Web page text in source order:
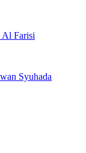
Al Farisi
Syuhada